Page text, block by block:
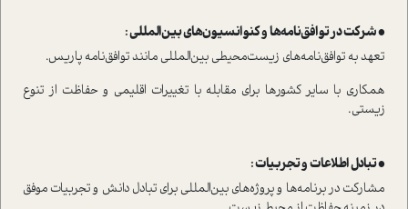
• شرکت در توافق‌نامه‌ها و کنوانسیون‌های بین‌المللی :
تعهد به توافق‌نامه‌های زیست‌محیطی بین‌المللی مانند توافق‌نامه پاریس.
همکاری با سایر کشورها برای مقابله با تغییرات اقلیمی و حفاظت از تنوع
زیستی.
• تبادل اطلاعات و تجربیات :
مشارکت در برنامه‌ها و پروژه‌های بین‌المللی برای تبادل دانش و تجربیات موفق